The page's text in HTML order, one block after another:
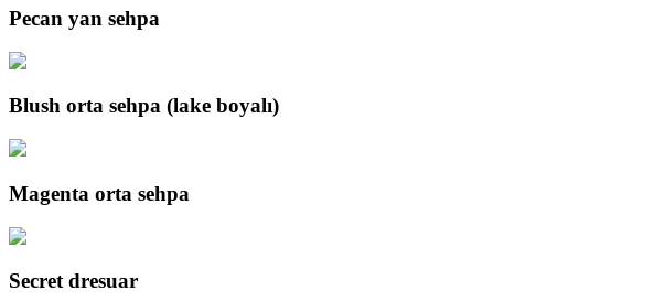
Pecan yan sehpa
Blush orta sehpa (lake boyalı)
Magenta orta sehpa
Secret dresuar